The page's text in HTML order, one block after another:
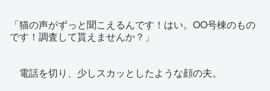
「猫の声がずっと聞こえるんです！はい。OO号棟のもの
です！調査して貰えませんか？」
電話を切り、少しスカッとしたような顔の夫。